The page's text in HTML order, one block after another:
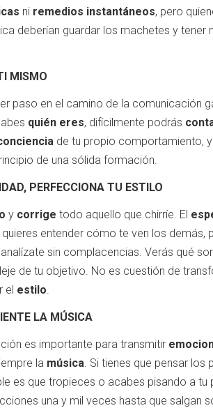
ni remedios instantáneos, pero
deberían guardar los machetes y tener
MISMO
paso en el camino de la comunicación
quién eres, difícilmente podrás
de tu propio comportamiento,
de una sólida formación.
PERFECCIONA TU ESTILO
y corrige todo aquello que chirríe. El
entender cómo te ven los demás,
sin complacencias. Verás qué
de tu objetivo. No es cuestión de
el estilo.
LA MÚSICA
es importante para transmitir
la música. Si tienes que pensar los
es que tropieces o acabes pisando a tu
una y mil veces hasta que salgan